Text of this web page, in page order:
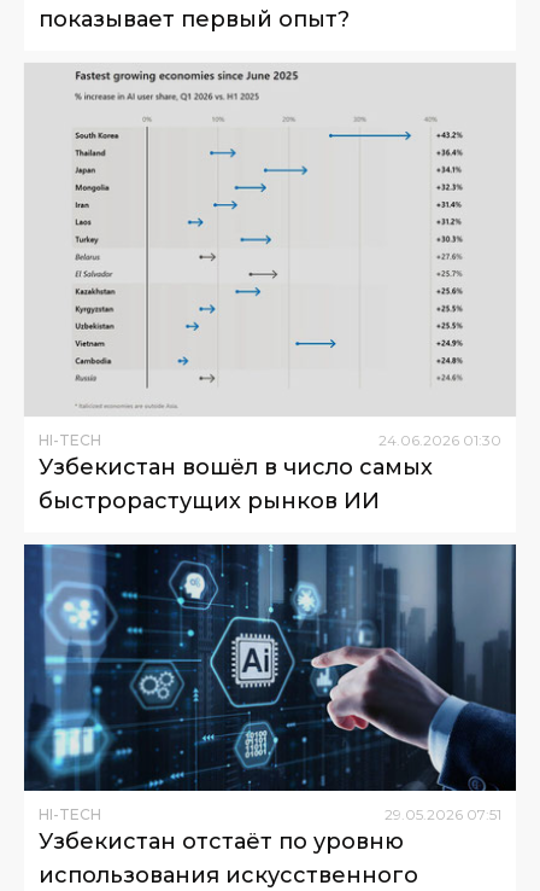
показывает первый опыт?
HI-TECH 24.06.2026 01:30
Узбекистан вошёл в число самых
быстрорастущих рынков ИИ
HI-TECH 29.05.2026 07:51
Узбекистан отстаёт по уровню
использования искусственного